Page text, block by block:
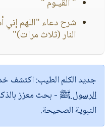
" القيـوم "
شرح دعاء "اللهم إني
النار (ثلاث مرات)"
جديد الكلم الطيب:اكتشف
الرسول ﷺ - بحث معزز
النبوية الصحيحة.